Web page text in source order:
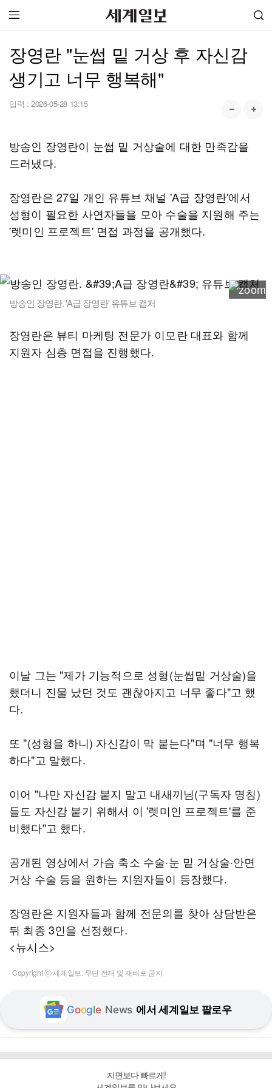
장영란 "눈썹 밑 거상 후 자신감
생기고 너무 행복해"
입력 : 2026-05-28 13:15
방송인 장영란이 눈썹 밑 거상술에 대한 만족감을
드러냈다.
장영란은 27일 개인 유튜브 채널 'A급 장영란'에서
성형이 필요한 사연자들을 모아 수술을 지원해 주는
'렛미인 프로젝트' 면접 과정을 공개했다.
방송인 장영란. 'A급 장영란' 유튜브 캡처
장영란은 뷰티 마케팅 전문가 이모란 대표와 함께
지원자 심층 면접을 진행했다.
이날 그는 "제가 기능적으로 성형(눈썹밑 거상술)을
했더니 진물 났던 것도 괜찮아지고 너무 좋다"고 했
다.
또 "(성형을 하니) 자신감이 막 붙는다"며 "너무 행복
하다"고 말했다.
이어 "나만 자신감 붙지 말고 내새끼님(구독자 명칭)
들도 자신감 붙기 위해서 이 '렛미인 프로젝트'를 준
비했다"고 했다.
공개된 영상에서 가슴 축소 수술·눈 밑 거상술·안면
거상 수술 등을 원하는 지원자들이 등장했다.
장영란은 지원자들과 함께 전문의를 찾아 상담받은
뒤 최종 3인을 선정했다.
<뉴시스>
Copyright ⓒ 세계일보. 무단 전재 및 재배포 금지
Google News 에서 세계일보 팔로우
지면보다 빠르게!